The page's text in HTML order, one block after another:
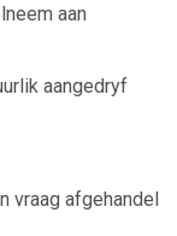
aan
aangedryf
vraag afgehandel